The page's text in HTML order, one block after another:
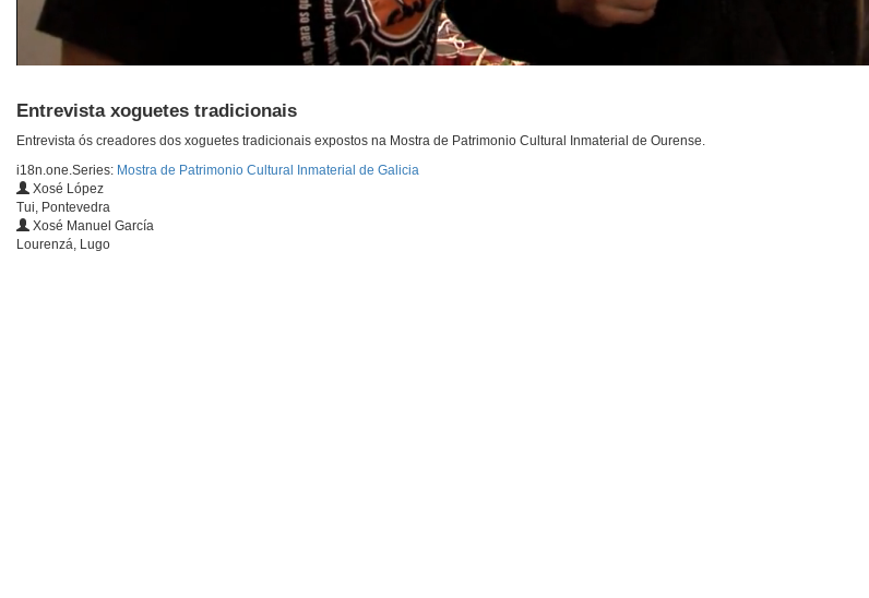
Entrevista xoguetes tradicionais
Entrevista ós creadores dos xoguetes tradicionais expostos na Mostra de Patrimonio Cultural Inmaterial de Ourense.
i18n.one.Series: Mostra de Patrimonio Cultural Inmaterial de Galicia
Xosé López
Tui, Pontevedra
Xosé Manuel García
Lourenzá, Lugo